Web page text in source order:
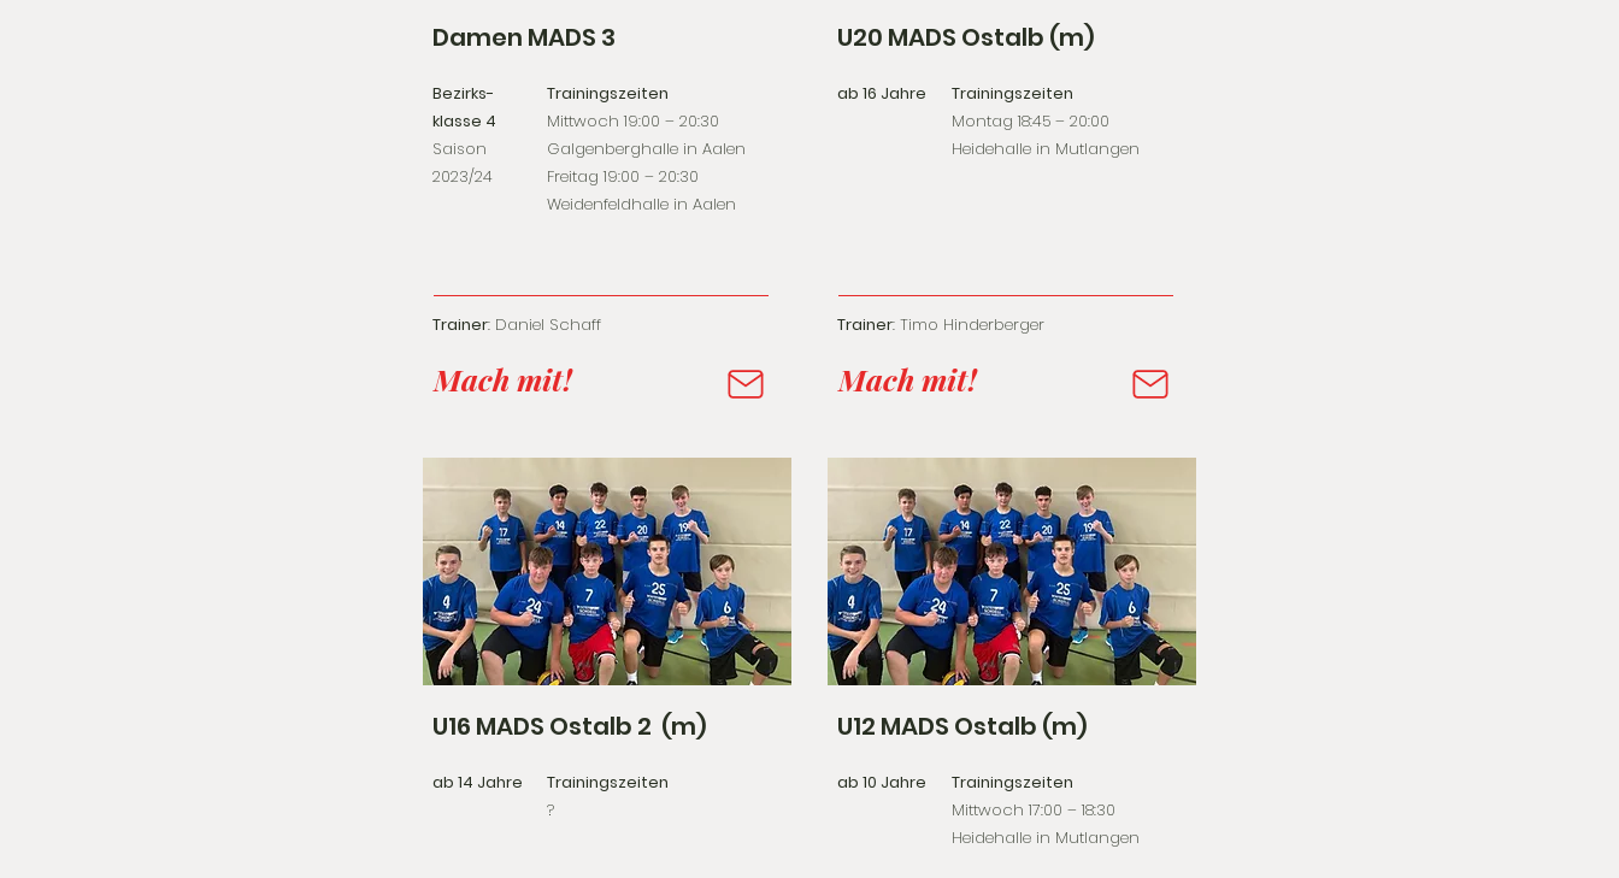
Damen MADS 3
Bezirks-
klasse 4
Saison
2023/24
Trainingszeiten
Mittwoch 19:00 – 20:30
Galgenberghalle in Aalen
Freitag 19:00 – 20:30
Weidenfeldhalle in Aalen
Trainer: Daniel Schaff
Mach mit!
U16 MADS Ostalb 2 (m)
ab 14 Jahre
Trainingszeiten
?
U20 MADS Ostalb (m)
ab 16 Jahre
Trainingszeiten
Montag 18:45 – 20:00
Heidehalle in Mutlangen
Trainer: Timo Hinderberger
Mach mit!
U12 MADS Ostalb (m)
ab 10 Jahre
Trainingszeiten
Mittwoch 17:00 – 18:30
Heidehalle in Mutlangen